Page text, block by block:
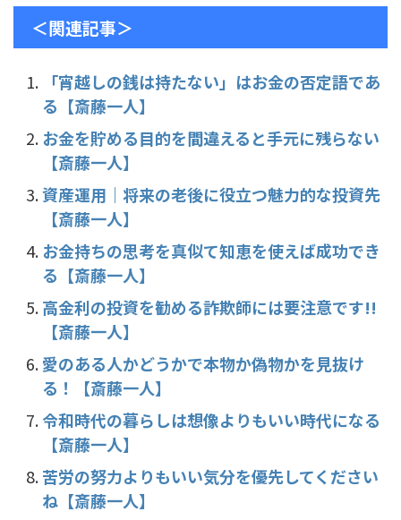
c
e
b
o
o
k
itt
er
e
n
a
＜関連記事＞
「宵越しの銭は持たない」はお金の否定語であ
る【斎藤一人】
お金を貯める目的を間違えると手元に残らない
【斎藤一人】
資産運用｜将来の老後に役立つ魅力的な投資先
【斎藤一人】
お金持ちの思考を真似て知恵を使えば成功でき
る【斎藤一人】
高金利の投資を勧める詐欺師には要注意です!!
【斎藤一人】
愛のある人かどうかで本物か偽物かを見抜け
る！【斎藤一人】
令和時代の暮らしは想像よりもいい時代になる
【斎藤一人】
苦労の努力よりもいい気分を優先してください
ね【斎藤一人】